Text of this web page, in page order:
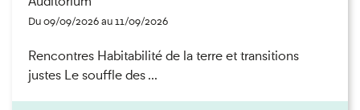
Du 09/09/2026 au 11/09/2026
Rencontres Habitabilité de la terre et transitions
justes Le souffle des ...